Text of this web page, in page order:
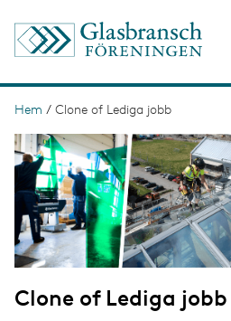
L
ä
n
k
s
t
g
Hem / Clone of Lediga jobb
I
m
a
g
Clone of Lediga jobb